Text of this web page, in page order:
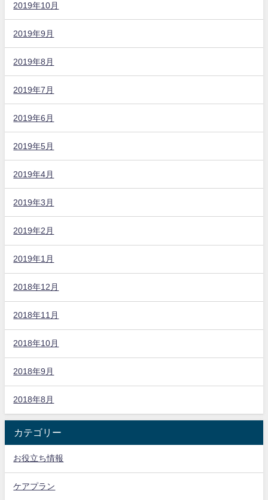
2019年10月
2019年9月
2019年8月
2019年7月
2019年6月
2019年5月
2019年4月
2019年3月
2019年2月
2019年1月
2018年12月
2018年11月
2018年10月
2018年9月
2018年8月
カテゴリー
お役立ち情報
ケアプラン